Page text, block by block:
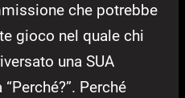
che potrebbe
gioco nel quale chi
una SUA
Perché